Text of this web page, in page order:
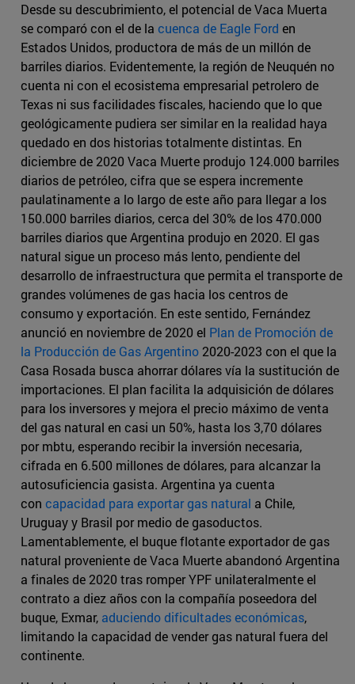
Desde su descubrimiento, el potencial de Vaca Muerta
se comparó con el de la cuenca de Eagle Ford en
Estados Unidos, productora de más de un millón de
barriles diarios. Evidentemente, la región de Neuquén no
cuenta ni con el ecosistema empresarial petrolero de
Texas ni sus facilidades fiscales, haciendo que lo que
geológicamente pudiera ser similar en la realidad haya
quedado en dos historias totalmente distintas. En
diciembre de 2020 Vaca Muerte produjo 124.000 barriles
diarios de petróleo, cifra que se espera incremente
paulatinamente a lo largo de este año para llegar a los
150.000 barriles diarios, cerca del 30% de los 470.000
barriles diarios que Argentina produjo en 2020. El gas
natural sigue un proceso más lento, pendiente del
desarrollo de infraestructura que permita el transporte de
grandes volúmenes de gas hacia los centros de
consumo y exportación. En este sentido, Fernández
anunció en noviembre de 2020 el Plan de Promoción de
la Producción de Gas Argentino 2020-2023 con el que la
Casa Rosada busca ahorrar dólares vía la sustitución de
importaciones. El plan facilita la adquisición de dólares
para los inversores y mejora el precio máximo de venta
del gas natural en casi un 50%, hasta los 3,70 dólares
por mbtu, esperando recibir la inversión necesaria,
cifrada en 6.500 millones de dólares, para alcanzar la
autosuficiencia gasista. Argentina ya cuenta
con capacidad para exportar gas natural a Chile,
Uruguay y Brasil por medio de gasoductos.
Lamentablemente, el buque flotante exportador de gas
natural proveniente de Vaca Muerte abandonó Argentina
a finales de 2020 tras romper YPF unilateralmente el
contrato a diez años con la compañía poseedora del
buque, Exmar, aduciendo dificultades económicas,
limitando la capacidad de vender gas natural fuera del
continente.